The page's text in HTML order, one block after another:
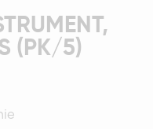
(PK/5)